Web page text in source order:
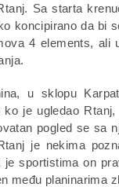
Sa starta
koncipirano da bi
4 elements, ali
u sklopu
ko je ugledao
pogled se sa
je nekima
je sportistima on
među planinarima